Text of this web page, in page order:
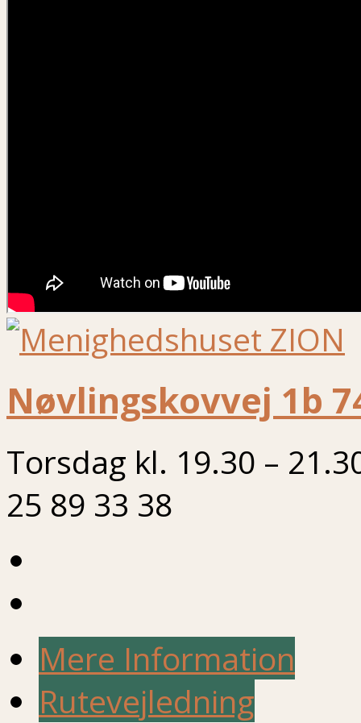
Nøvlingskovvej 1b
Torsdag kl. 19.30 –
25 89 33 38
Mere Information
Rutevejledning